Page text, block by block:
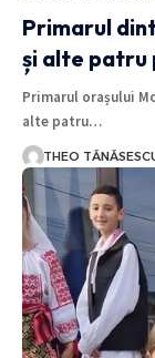
Primarul
și alte patru
Primarul orașului
alte patru…
THEO